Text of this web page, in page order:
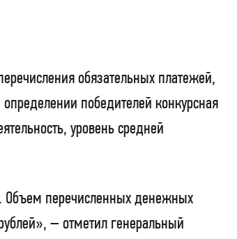
обязательных платежей,
победителей конкурсная
уровень средней
Объем перечисленных денежных
– отметил генеральный